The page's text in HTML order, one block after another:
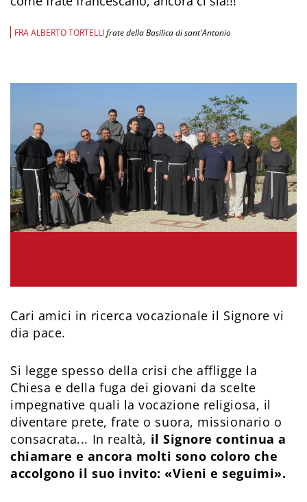
FRA ALBERTO TORTELLIfrate della Basilica di sant'Antonio
Cari amici in ricerca vocazionale il Signore vi
dia pace.
Si legge spesso della crisi che affligge la
Chiesa e della fuga dei giovani da scelte
impegnative quali la vocazione religiosa, il
diventare prete, frate o suora, missionario o
consacrata... In realtà, il Signore continua a
chiamare e ancora molti sono coloro che
accolgono il suo invito: «Vieni e seguimi».